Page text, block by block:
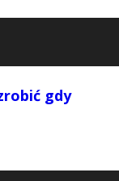
gdy